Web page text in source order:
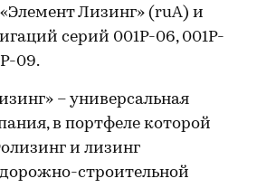
Лизинг» (ruA) и
серий 001P-06, 001P-
09.
– универсальная
в портфеле которой
и лизинг
строительной